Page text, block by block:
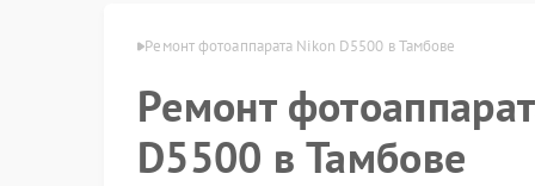
Nikon в Тамбове Ремонт фотоаппарата Nikon D5500 в Тамбове
Ремонт
D5500 в Тамбове